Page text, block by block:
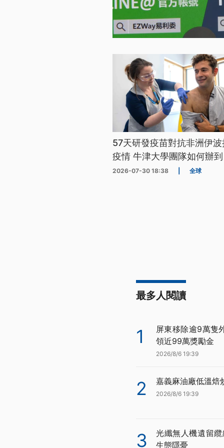
57天研發疫苗對抗非洲伊
疫情 牛津大學團隊如何辦
2026-07-30 18:38 全球
最多人閱讀
1
屏東移除逾9萬隻
領近99萬獎勵金
2026/8/6 19:39
2 嘉義麻油廠低溫焙
2026/8/6 19:39
3
光纖無人機遺留
生態隱憂